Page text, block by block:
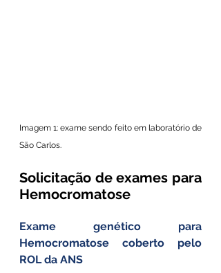
Imagem 1: exame sendo feito em laboratório de
São Carlos.
Solicitação de exames para
Hemocromatose
Exame genético para
Hemocromatose coberto pelo
ROL da ANS